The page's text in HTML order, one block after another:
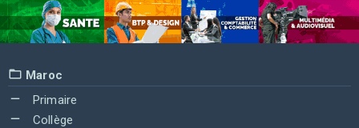
Maroc
Primaire
Collège